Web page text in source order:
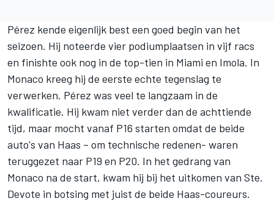
Pérez kende eigenlijk best een goed begin van het
seizoen. Hij noteerde vier podiumplaatsen in vijf racs
en finishte ook nog in de top-tien in Miami en Imola. In
Monaco kreeg hij de eerste echte tegenslag te
verwerken. Pérez was veel te langzaam in de
kwalificatie. Hij kwam niet verder dan de achttiende
tijd, maar mocht vanaf P16 starten omdat de beide
auto's van Haas – om technische redenen- waren
teruggezet naar P19 en P20. In het gedrang van
Monaco na de start, kwam hij bij het uitkomen van Ste.
Devote in botsing met juist de beide Haas-coureurs.